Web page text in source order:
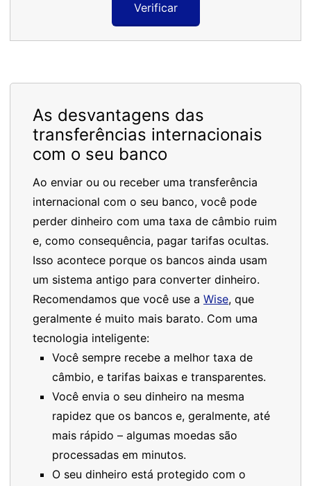
Verificar
As desvantagens das
transferências internacionais
com o seu banco
Ao enviar ou ou receber uma transferência
internacional com o seu banco, você pode
perder dinheiro com uma taxa de câmbio ruim
e, como consequência, pagar tarifas ocultas.
Isso acontece porque os bancos ainda usam
um sistema antigo para converter dinheiro.
Recomendamos que você use a Wise, que
geralmente é muito mais barato. Com uma
tecnologia inteligente:
Você sempre recebe a melhor taxa de
câmbio, e tarifas baixas e transparentes.
Você envia o seu dinheiro na mesma
rapidez que os bancos e, geralmente, até
mais rápido – algumas moedas são
processadas em minutos.
O seu dinheiro está protegido com o